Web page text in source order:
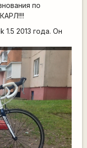
по
2013 года. Он